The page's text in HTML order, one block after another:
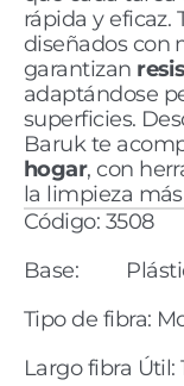
rápida y eficaz.
diseñados con
garantizan
adaptándose
superficies.
Baruk te
hogar, con
la limpieza
Código: 3508
Base:
Tipo de fibra:
Largo fibra Útil: